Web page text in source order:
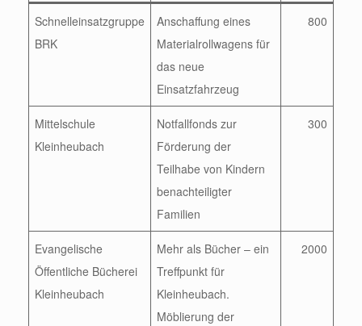
Schnelleinsatzgruppe
BRK
Anschaffung eines
Materialrollwagens für
das neue
Einsatzfahrzeug
800
Mittelschule
Kleinheubach
Notfallfonds zur
Förderung der
Teilhabe von Kindern
benachteiligter
Familien
300
Evangelische
Öffentliche Bücherei
Kleinheubach
Mehr als Bücher – ein
Treffpunkt für
Kleinheubach.
Möblierung der
2000